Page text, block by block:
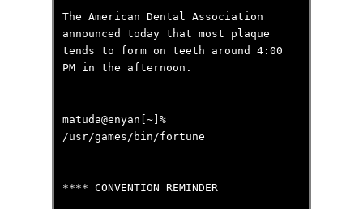
The American Dental Association
announced today that most plaque
tends to form on teeth around 4:00
PM in the afternoon.
matuda@enyan[~]%
/usr/games/bin/fortune
**** CONVENTION REMINDER